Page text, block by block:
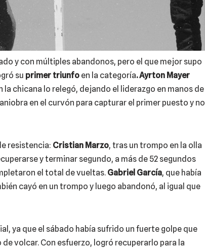
y con múltiples abandonos, pero el que mejor supo
su primer triunfo en la categoría. Ayrton Mayer
la chicana lo relegó, dejando el liderazgo en manos de
en el curvón para capturar el primer puesto y no
resistencia: Cristian Marzo, tras un trompo en la olla
y terminar segundo, a más de 52 segundos
el total de vueltas. Gabriel García, que había
cayó en un trompo y luego abandonó, al igual que
ya que el sábado había sufrido un fuerte golpe que
volcar. Con esfuerzo, logró recuperarlo para la